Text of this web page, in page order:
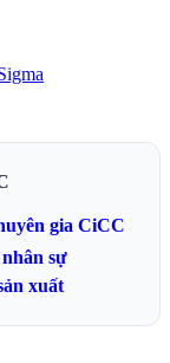
gia CiCC
sự
xuất